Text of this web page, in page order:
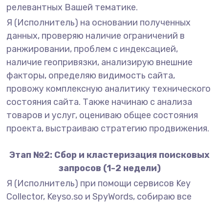
релевантных Вашей тематике.
Я (Исполнитель) на основании полученных
данных, проверяю наличие ограничений в
ранжировании, проблем с индексацией,
наличие геопривязки, анализирую внешние
факторы, определяю видимость сайта,
провожу комплексную аналитику технического
состояния сайта. Также начинаю с анализа
товаров и услуг, оцениваю общее состояния
проекта, выстраиваю стратегию продвижения.
Этап №2: Сбор и кластеризация поисковых
запросов (1-2 недели)
Я (Исполнитель) при помощи сервисов Key
Collector, Keyso.so и SpyWords, собираю все